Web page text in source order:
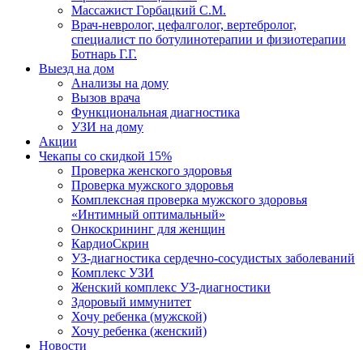
Массажист Горбацкий С.М.
Врач-невролог, цефалголог, вертебролог,
специалист по ботулинотерапии и физиотерапии
Ботнарь Г.Г.
Выезд на дом
Анализы на дому
Вызов врача
Функциональная диагностика
УЗИ на дому
Акции
Чекапы со скидкой 15%
Проверка женского здоровья
Проверка мужского здоровья
Комплексная проверка мужского здоровья
«Интимный оптимальный»
Онкоcкрининг для женщин
КардиоСкрин
УЗ-диагностика сердечно-сосудистых заболеваний
Комплекс УЗИ
Женский комплекс УЗ-диагностики
Здоровый иммунитет
Хочу ребенка (мужской)
Хочу ребенка (женский)
Новости